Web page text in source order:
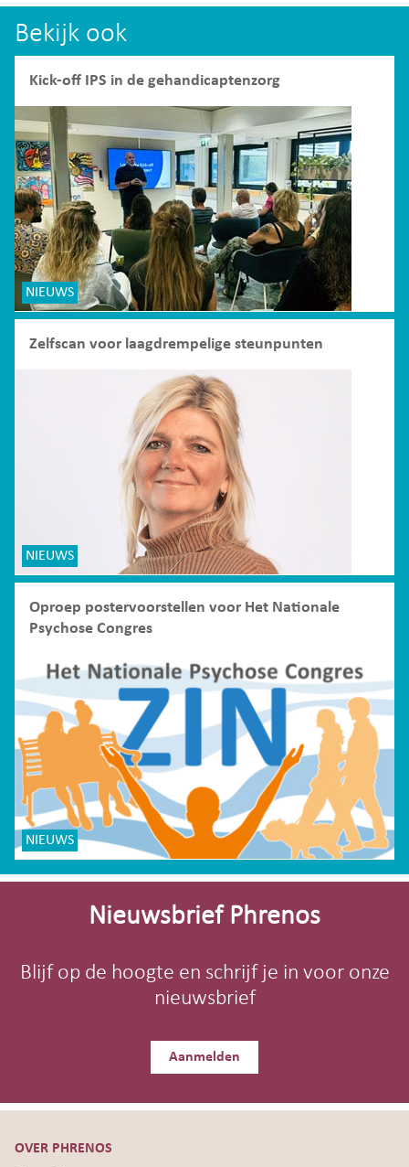
Bekijk ook
Kick-off IPS in de gehandicaptenzorg
NIEUWS
Zelfscan voor laagdrempelige steunpunten
NIEUWS
Oproep postervoorstellen voor Het Nationale
Psychose Congres
NIEUWS
Site-
Nieuwsbrief Phrenos
Blijf op de hoogte en schrijf je in voor onze
nieuwsbrief
Aanmelden
OVER PHRENOS